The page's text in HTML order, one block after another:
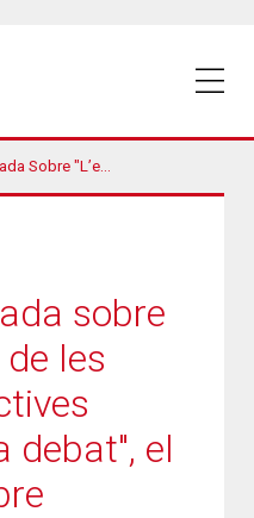
Actives D’Ocupació A Debat", El 9 De Desembre
sobre
les
debat", el